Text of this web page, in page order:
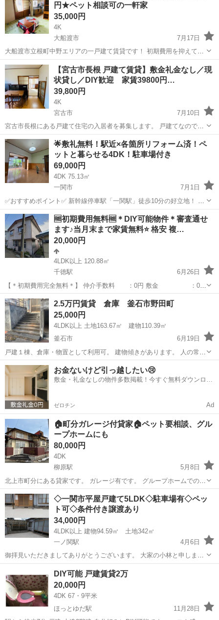
円★ペット相談可の一軒家
35,000円
4K
大船渡市
7月17日
大船渡市立根町中野エリアの一戸建て賃貸です！ 初期費用を抑えて住
みたい方、ペットと暮らしたい方におすすめです🏠 ■物件概要 所在
地：大船渡市立根町中野 家賃：35,000円 敷金・礼金：0円 ペット：応
相談（...
岩手 大船渡市 一戸建て
【宮古市長根 戸建て賃貸】敷金礼金なし／現
状貸し／DIY歓迎 家賃39800円…
39,800円
4K
宮古市
7月10日
宮古市長根にある戸建て住宅の入居者を募集します。 戸建てなので、
アパートと違い周りを気にせず生活できます。 敷金・礼金は不要で
す。 ただし、1階リビング隣の和室2部屋の畳の床が陥没している箇所
があります。 ...
岩手 宮古市 一戸建て
🌟敷礼無料！駅近×各箇所リフォーム済！ペ
ットと暮らせる4DK！駐車場付き
69,000円
4DK 75.13㎡
一関市
7月1日
✅おすすめポイント✅ 新幹線停車駅「一関駅」徒歩10分の好立地！ 病
院まで車で約4分、岩手銀行一関支店・ウエルシア一関末広店まで車で
約3分、コープも車で約5分圏内と、毎日の生活にも便利です。ファミ
リーにもおすすめの物件です ...
岩手 一関市 一戸建て
🆓初期費用無料🆓＊DIY可能物件＊審査通せ
ます♪当月末まで家賃無料⭐ 格安 複…
20,000円
4LDK以上 120.88㎡
千徳駅
6月26日
【＊初期費用完全無料＊】 仲介手数料 ：0円 敷金 ：0円
礼金 ：0円 日割り家賃 ：0円(当月末まで家賃無料) －－
－－－－－－－－－－－－ 計 ：0円 初期費用は頂い...
岩手 宮古市 千徳駅 一戸建て 初期
2.5万円賃貸 倉庫 釜石市野田町
25,000円
4LDK以上 土地163.67㎡ 建物110.39㎡
釜石市
6月19日
戸建１棟、倉庫・物置として利用可。 建物傾きがあります。 人の常時
居住を伴わない倉庫利用を想定しております。 業種・使用内容につい
ては事前にご相談ください。 株式会社圏央住宅 担当 佐藤 090-3877-
岩手 釜石市 一戸建て 戸建
お金ないけど引っ越したい😢
敷金・礼金なしの物件多数掲載！今すぐ無料ダウンロー
ゼロチン Ad
🏠町分ガレージ付貸家🏠ペット要相談、グル
ープホームにも
80,000円
4DK
柳原駅
5月8日
北上市町分にある貸家です。 ガレージ有です。 グループホームでの活
用なども可能です。 ペットについては要相談でお願いします。
岩手 北上市 柳原駅 一戸建て グループホーム
◇一関市平屋戸建て5LDK◇駐車場有◇ペッ
ト可◇条件付き譲渡あり
34,000円
4LDK以上 建物94.59㎡ 土地342㎡
一ノ関駅
4月6日
御拝見いただきましてありがとうございます。 大家の小林と申しま
す。 本物件は一関駅から車で10分の萩荘本町にございます。 築は古い
ですが、平屋で駐車場もありますので、使い勝手はいい方だと思いま
す！ また間取りは5...
一ノ関駅 一戸建て
DIY可能 戸建賃貸2万
20,000円
4DK 67・9平米
ほっとゆだ駅
11月28日